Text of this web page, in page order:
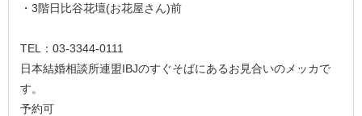
・3階日比谷花壇(お花屋さん)前
TEL：03-3344-0111
日本結婚相談所連盟IBJのすぐそばにあるお見合いのメッカで
す。
予約可